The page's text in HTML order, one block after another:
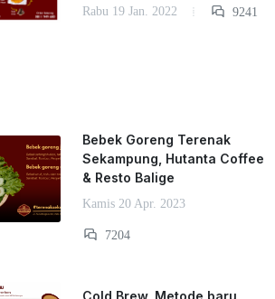
Rabu 19 Jan. 2022 9241
Bebek Goreng Terenak
Sekampung, Hutanta Coffee
& Resto Balige
Kamis 20 Apr. 2023
7204
Cold Brew, Metode baru